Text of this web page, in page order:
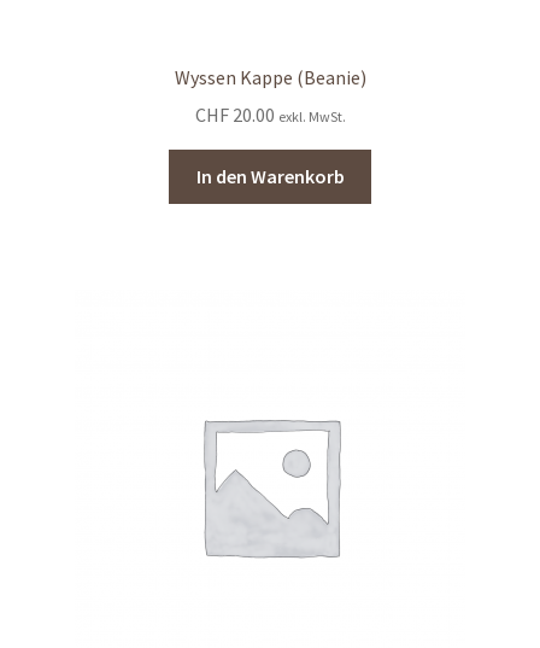
Wyssen Kappe (Beanie)
CHF20.00 exkl. MwSt.
In den Warenkorb